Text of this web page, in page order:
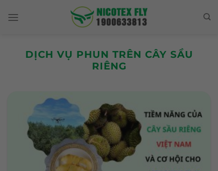
DỊCH VỤ PHUN TRÊN CÂY SẦU
RIÊNG